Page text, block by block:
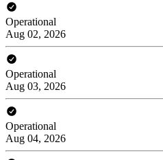
Operational
Aug 02, 2026
Operational
Aug 03, 2026
Operational
Aug 04, 2026